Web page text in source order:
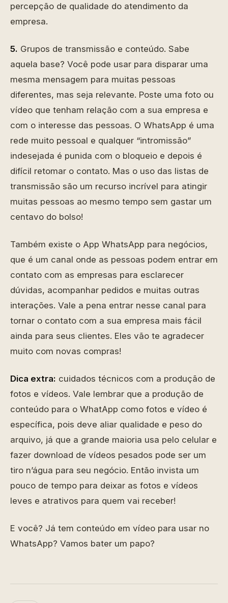
percepção de qualidade do atendimento da
empresa.
5. Grupos de transmissão e conteúdo. Sabe
aquela base? Você pode usar para disparar uma
mesma mensagem para muitas pessoas
diferentes, mas seja relevante. Poste uma foto ou
vídeo que tenham relação com a sua empresa e
com o interesse das pessoas. O WhatsApp é uma
rede muito pessoal e qualquer “intromissão”
indesejada é punida com o bloqueio e depois é
difícil retomar o contato. Mas o uso das listas de
transmissão são um recurso incrível para atingir
muitas pessoas ao mesmo tempo sem gastar um
centavo do bolso!
Também existe o App WhatsApp para negócios,
que é um canal onde as pessoas podem entrar em
contato com as empresas para esclarecer
dúvidas, acompanhar pedidos e muitas outras
interações. Vale a pena entrar nesse canal para
tornar o contato com a sua empresa mais fácil
ainda para seus clientes. Eles vão te agradecer
muito com novas compras!
Dica extra: cuidados técnicos com a produção de
fotos e vídeos. Vale lembrar que a produção de
conteúdo para o WhatApp como fotos e vídeo é
específica, pois deve aliar qualidade e peso do
arquivo, já que a grande maioria usa pelo celular e
fazer download de vídeos pesados pode ser um
tiro n’água para seu negócio. Então invista um
pouco de tempo para deixar as fotos e vídeos
leves e atrativos para quem vai receber!
E você? Já tem conteúdo em vídeo para usar no
WhatsApp? Vamos bater um papo?